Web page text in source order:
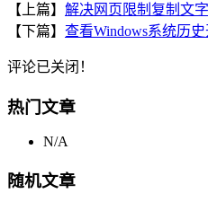
【上篇】 解决网页限制复制文
【下篇】 查看Windows系统历
评论已关闭！
热门文章
N/A
随机文章